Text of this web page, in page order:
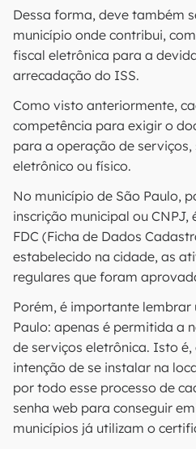
Dessa forma, deve também
município onde contribui,
fiscal eletrônica para a
arrecadação do ISS.
Como visto anteriormente,
competência para exigir o
para a operação de serviços,
eletrônico ou físico.
No município de São Paulo,
inscrição municipal ou CNPJ,
FDC (Ficha de Dados
estabelecido na cidade, as
regulares que foram
Porém, é importante lembrar
Paulo: apenas é permitida a
de serviços eletrônica. Isto
intenção de se instalar na
por todo esse processo de
senha web para conseguir
municípios já utilizam o